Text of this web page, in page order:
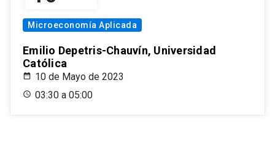
Microeconomía Aplicada
Emilio Depetris-Chauvín, Universidad
Católica
10 de Mayo de 2023
03:30 a 05:00